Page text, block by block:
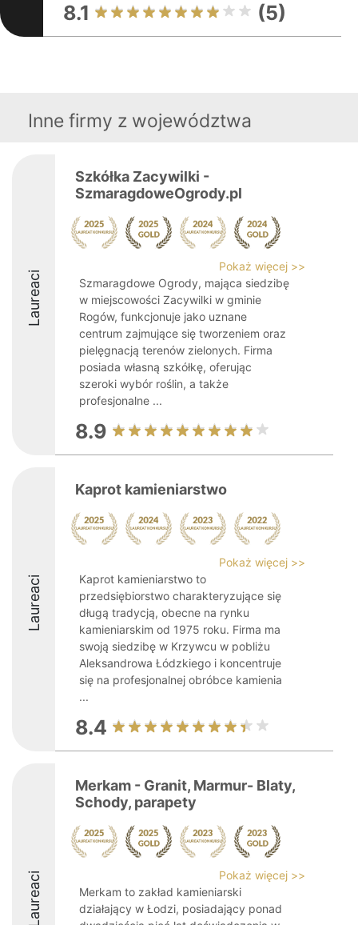
8.1 (5)
Inne firmy z województwa
Laureaci
Szkółka Zacywilki -
SzmaragdoweOgrody.pl
Pokaż więcej >>
Szmaragdowe Ogrody, mająca siedzibę
w miejscowości Zacywilki w gminie
Rogów, funkcjonuje jako uznane
centrum zajmujące się tworzeniem oraz
pielęgnacją terenów zielonych. Firma
posiada własną szkółkę, oferując
szeroki wybór roślin, a także
profesjonalne ...
8.9
Laureaci
Kaprot kamieniarstwo
Pokaż więcej >>
Kaprot kamieniarstwo to
przedsiębiorstwo charakteryzujące się
długą tradycją, obecne na rynku
kamieniarskim od 1975 roku. Firma ma
swoją siedzibę w Krzywcu w pobliżu
Aleksandrowa Łódzkiego i koncentruje
się na profesjonalnej obróbce kamienia
...
8.4
Laureaci
Merkam - Granit, Marmur- Blaty,
Schody, parapety
Pokaż więcej >>
Merkam to zakład kamieniarski
działający w Łodzi, posiadający ponad